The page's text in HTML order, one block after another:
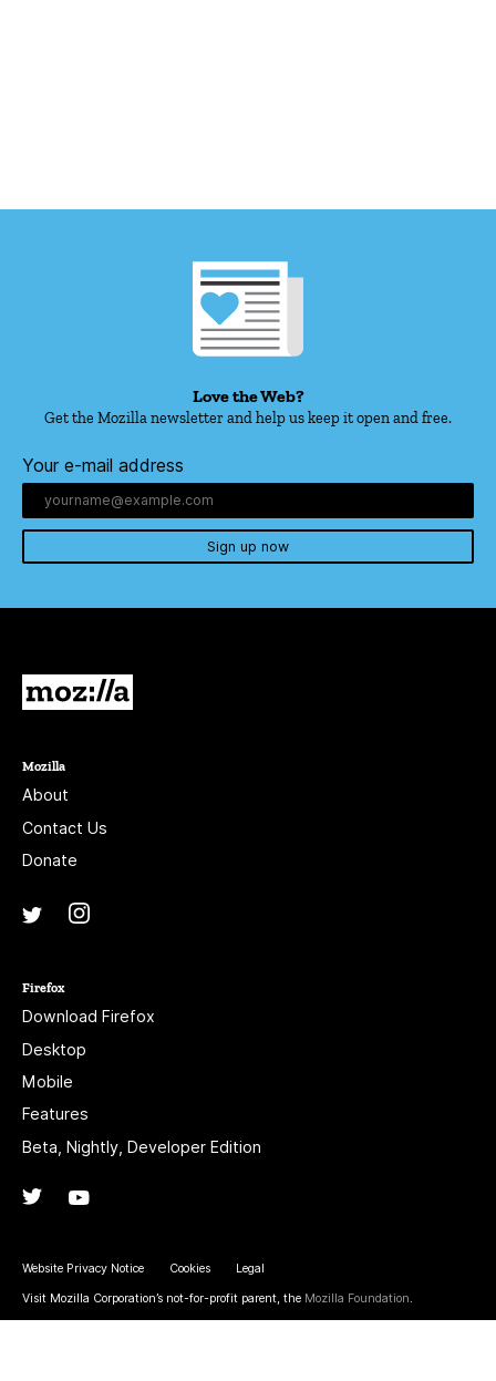
Love the Web?
Get the Mozilla newsletter and help us keep it open and free.
Your e-mail address
Sign up now
Mozilla
About
Contact Us
Donate
Twitter
Firefox
Download Firefox
Desktop
Mobile
Features
Beta, Nightly, Developer Edition
Twitter
Website Privacy Notice Cookies Legal
Visit Mozilla Corporation’s not-for-profit parent, the Mozilla Foundation.